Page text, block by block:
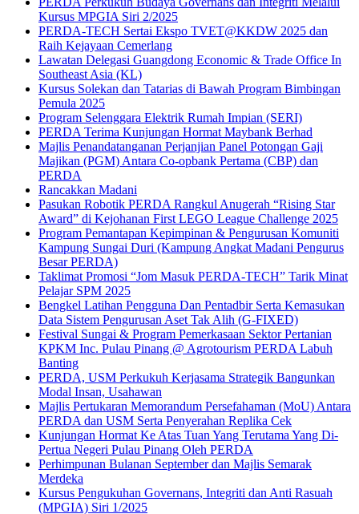
Kursus MPGIA Siri 2/2025
PERDA-TECH Sertai Ekspo TVET@KKDW 2025 dan
Raih Kejayaan Cemerlang
Lawatan Delegasi Guangdong Economic & Trade Office In
Southeast Asia (KL)
Kursus Solekan dan Tatarias di Bawah Program Bimbingan
Pemula 2025
Program Selenggara Elektrik Rumah Impian (SERI)
PERDA Terima Kunjungan Hormat Maybank Berhad
Majlis Penandatanganan Perjanjian Panel Potongan Gaji
Majikan (PGM) Antara Co-opbank Pertama (CBP) dan
PERDA
Rancakkan Madani
Pasukan Robotik PERDA Rangkul Anugerah “Rising Star
Award” di Kejohanan First LEGO League Challenge 2025
Program Pemantapan Kepimpinan & Pengurusan Komuniti
Kampung Sungai Duri (Kampung Angkat Madani Pengurus
Besar PERDA)
Taklimat Promosi “Jom Masuk PERDA-TECH” Tarik Minat
Pelajar SPM 2025
Bengkel Latihan Pengguna Dan Pentadbir Serta Kemasukan
Data Sistem Pengurusan Aset Tak Alih (G-FIXED)
Festival Sungai & Program Pemerkasaan Sektor Pertanian
KPKM Inc. Pulau Pinang @ Agrotourism PERDA Labuh
Banting
PERDA, USM Perkukuh Kerjasama Strategik Bangunkan
Modal Insan, Usahawan
Majlis Pertukaran Memorandum Persefahaman (MoU) Antara
PERDA dan USM Serta Penyerahan Replika Cek
Kunjungan Hormat Ke Atas Tuan Yang Terutama Yang Di-
Pertua Negeri Pulau Pinang Oleh PERDA
Perhimpunan Bulanan September dan Majlis Semarak
Merdeka
Kursus Pengukuhan Governans, Integriti dan Anti Rasuah
(MPGIA) Siri 1/2025